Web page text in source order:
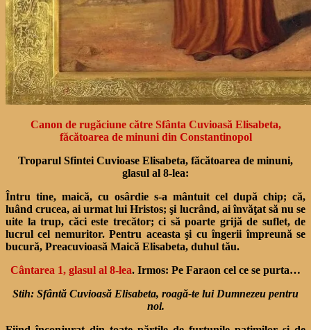
Canon de rugăciune către Sfânta Cuvioasă Elisabeta,
făcătoarea de minuni din Constantinopol
Troparul Sfintei Cuvioase Elisabeta, făcătoarea de minuni,
glasul al 8-lea:
Întru tine, maică, cu osârdie s-a mântuit cel după chip; că,
luând crucea, ai urmat lui Hristos; şi lucrând, ai învăţat să nu se
uite la trup, căci este trecător; ci să poarte grijă de suflet, de
lucrul cel nemuritor. Pentru aceasta şi cu îngerii împreună se
bucură, Preacuvioasă Maică Elisabeta, duhul tău.
Cântarea 1, glasul al 8-lea. Irmos: Pe Faraon cel ce se purta…
Stih: Sfântă Cuvioasă Elisabeta, roagă-te lui Dumnezeu pentru
noi.